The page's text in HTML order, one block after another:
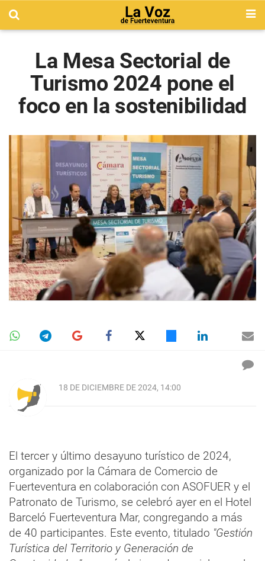
La Mesa Sectorial de
Turismo 2024 pone el
foco en la sostenibilidad
18 DE DICIEMBRE DE 2024, 14:00
El tercer y último desayuno turístico de 2024,
organizado por la Cámara de Comercio de
Fuerteventura en colaboración con ASOFUER y el
Patronato de Turismo, se celebró ayer en el Hotel
Barceló Fuerteventura Mar, congregando a más
de 40 participantes. Este evento, titulado "Gestión
Turística del Territorio y Generación de